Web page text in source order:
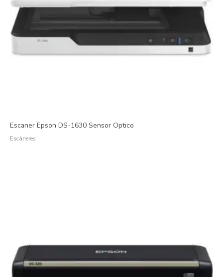
Escaner Epson DS-1630 Sensor Optico
Escáneres